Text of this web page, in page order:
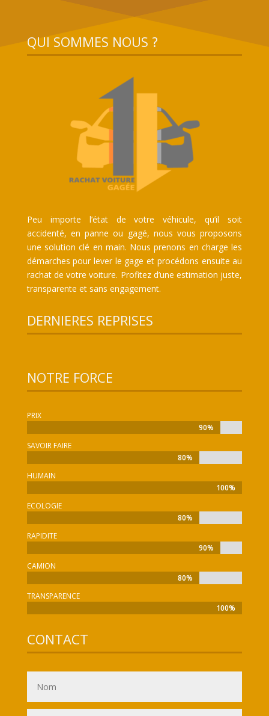
QUI SOMMES NOUS ?
Peu importe l’état de votre véhicule, qu’il soit
accidenté, en panne ou gagé, nous vous proposons
une solution clé en main. Nous prenons en charge les
démarches pour lever le gage et procédons ensuite au
rachat de votre voiture. Profitez d’une estimation juste,
transparente et sans engagement.
DERNIERES REPRISES
NOTRE FORCE
PRIX
90%
90%
SAVOIR FAIRE
80%
80%
HUMAIN
100%
100%
ECOLOGIE
80%
80%
RAPIDITE
90%
90%
CAMION
80%
80%
TRANSPARENCE
100%
100%
CONTACT